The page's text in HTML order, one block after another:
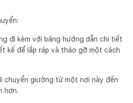
đi kèm với bảng hướng dẫn chi tiết
kế để lắp ráp và tháo gỡ một cách
chuyển giường từ một nơi này đến
hơn.